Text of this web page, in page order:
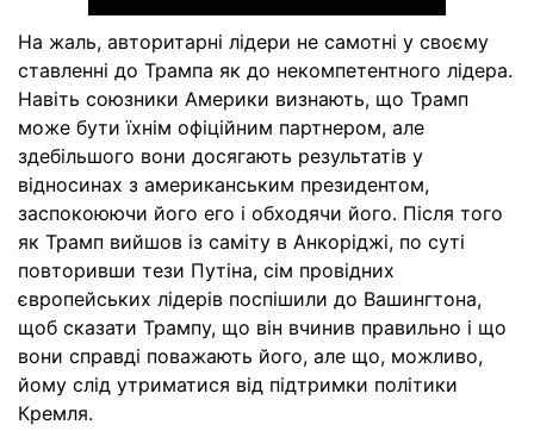
На жаль, авторитарні лідери не самотні у своєму
ставленні до Трампа як до некомпетентного лідера.
Навіть союзники Америки визнають, що Трамп
може бути їхнім офіційним партнером, але
здебільшого вони досягають результатів у
відносинах з американським президентом,
заспокоюючи його его і обходячи його. Після того
як Трамп вийшов із саміту в Анкоріджі, по суті
повторивши тези Путіна, сім провідних
європейських лідерів поспішили до Вашингтона,
щоб сказати Трампу, що він вчинив правильно і що
вони справді поважають його, але що, можливо,
йому слід утриматися від підтримки політики
Кремля.